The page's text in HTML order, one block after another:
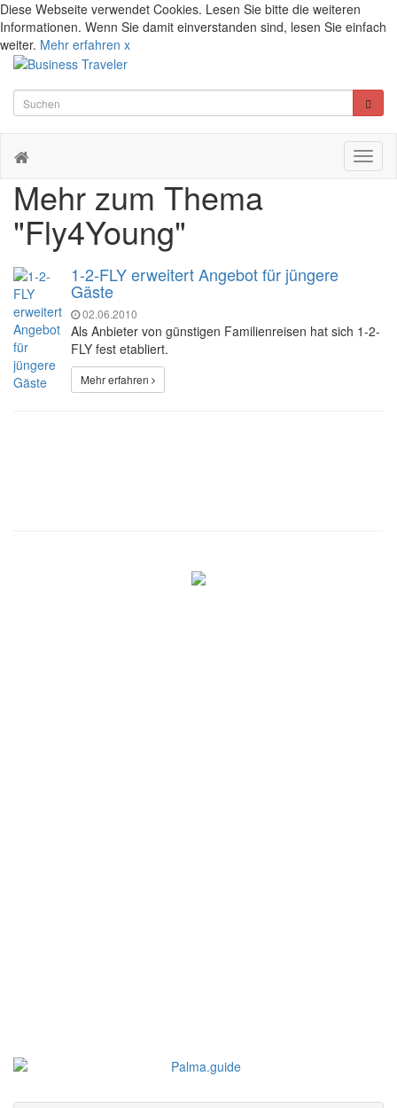
Diese Webseite verwendet Cookies. Lesen Sie bitte die weiteren
Informationen. Wenn Sie damit einverstanden sind, lesen Sie einfach
weiter. Mehr erfahren x
Mehr zum Thema
"Fly4Young"
1-2-FLY erweitert Angebot für jüngere
Gäste
02.06.2010
Als Anbieter von günstigen Familienreisen hat sich 1-2-
FLY fest etabliert.
Mehr erfahren